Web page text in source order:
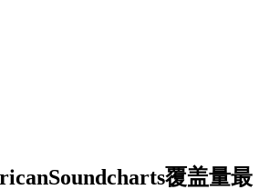
覆盖量最